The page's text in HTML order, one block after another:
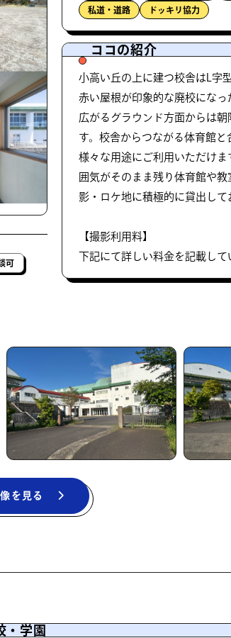
可
私道・道路 ドッキリ協力
ココの紹介
小高い丘の上に建つ校舎はL字
赤い屋根が印象的な廃校になっ
広がるグラウンド方面からは朝
す。校舎からつながる体育館と
様々な用途にご利用いただけ
囲気がそのまま残り体育館や
影・ロケ地に積極的に貸出して
【撮影利用料】
下記にて詳しい料金を記載して
を見る
・学園